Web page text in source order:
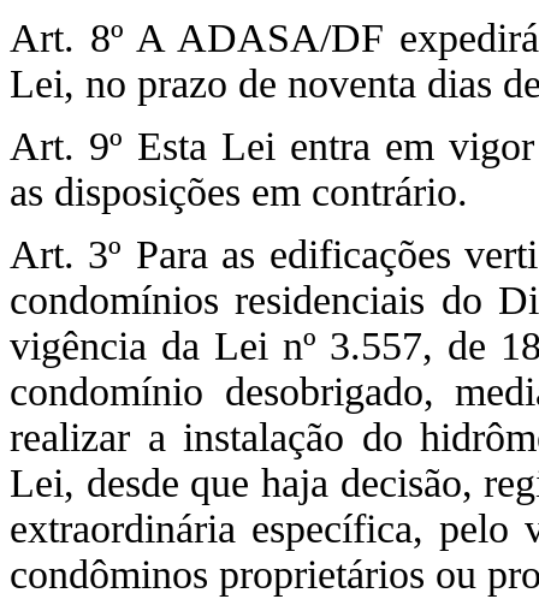
Art. 8º A ADASA/DF expedirá
Lei, no prazo de noventa dias
Art. 9º Esta Lei entra em
as disposições em contrário.
Art. 3º Para as edificações
condomínios residenciais do
vigência da Lei nº 3.557, de
condomínio desobrigado,
realizar a instalação do
Lei, desde que haja decisão,
extraordinária específica,
condôminos proprietários ou